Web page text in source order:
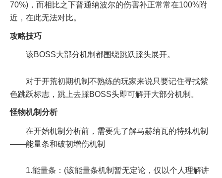
70%)，而相比之下普通纳波尔的伤害补正常常在100%附
近，在此无法对比。
攻略技巧
该BOSS大部分机制都围绕跳跃踩头展开。
对于开荒初期机制不熟练的玩家来说只要记住寻找紫
色跳跃标志，跳上去踩BOSS头即可解开大部分机制。
怪物机制分析
在开始机制分析前，需要先了解马赫纳瓦的特殊机制
——能量条和破韧增伤机制
1.能量条：(该能量条机制暂无定论，仅以个人理解讲